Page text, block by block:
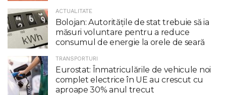
ACTUALITATE
Bolojan: Autoritățile de stat trebuie să ia
măsuri voluntare pentru a reduce
consumul de energie la orele de seară
TRANSPORTURI
Eurostat: Înmatriculările de vehicule noi
complet electrice în UE au crescut cu
aproape 30% anul trecut